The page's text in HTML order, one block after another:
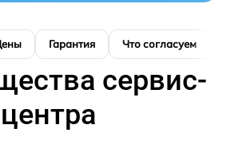
Гарантия Что согласуем
сервис-
центра